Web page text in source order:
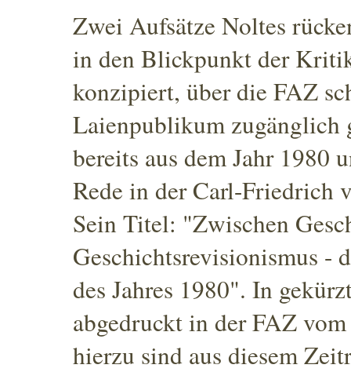
Zwei Aufsätze Noltes
in den Blickpunkt der
konzipiert, über die FAZ
Laienpublikum zugänglich
bereits aus dem Jahr 1980
Rede in der Carl-Friedrich
Sein Titel: "Zwischen
Geschichtsrevisionismus
des Jahres 1980". In
abgedruckt in der FAZ
hierzu sind aus diesem